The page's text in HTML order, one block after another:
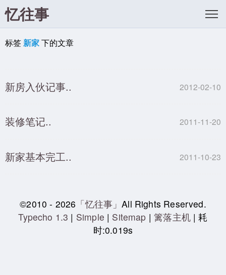
忆往事
标签新家下的文章
新房入伙记事.. 2012-02-10
装修笔记.. 2011-11-20
新家基本完工.. 2011-10-23
©2010 - 2026 「忆往事」All Rights Reserved.
Typecho 1.3 | Simple | Sitemap |篱落主机| 耗
时:0.019s